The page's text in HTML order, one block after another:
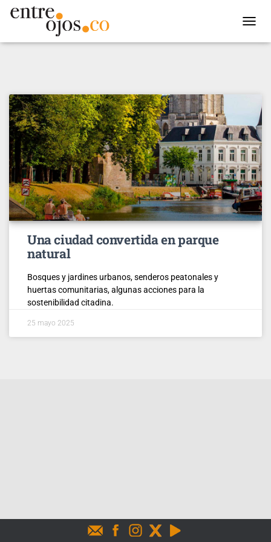
Una ciudad convertida en parque
natural
Bosques y jardines urbanos, senderos peatonales y
huertas comunitarias, algunas acciones para la
sostenibilidad citadina.
25 mayo 2025